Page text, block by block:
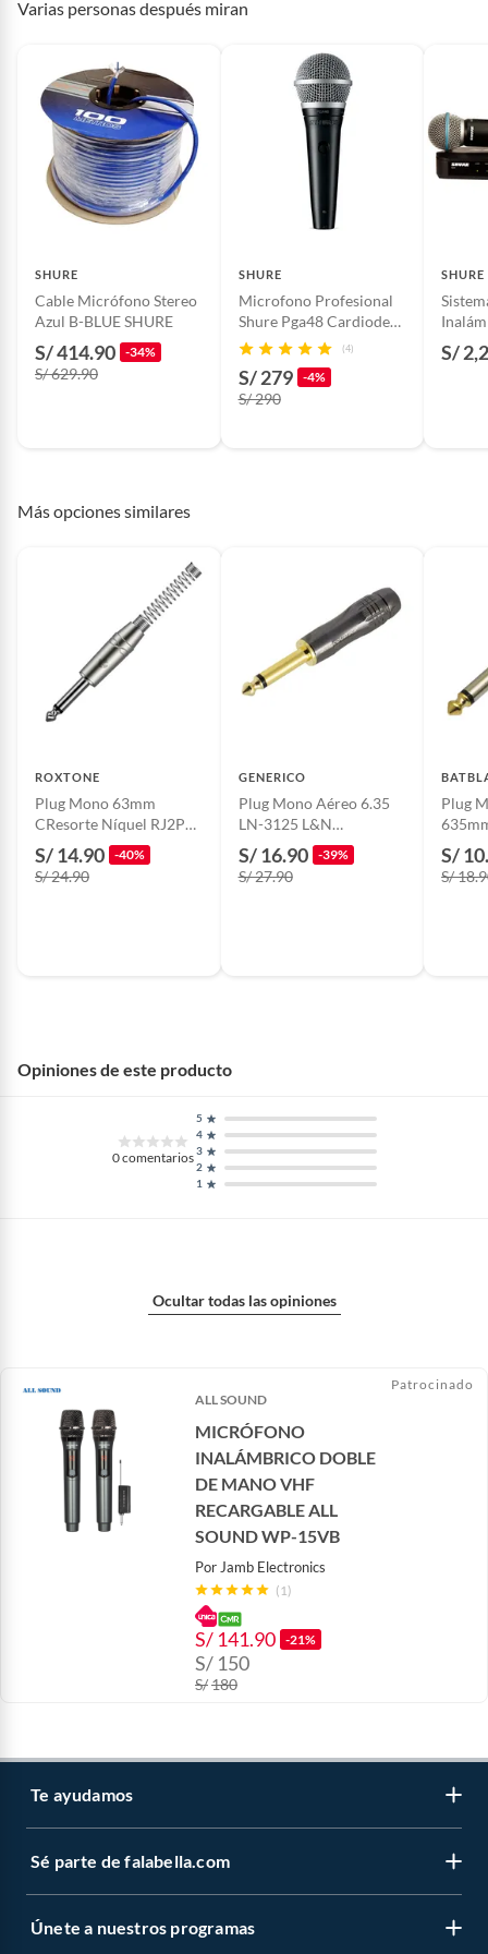
Plantas.
Baterías de auto.
Motocicletas y bicicletas motorizadas.
Licores y cigarros electrónicos.
Detalle de la garantía
La garantía cubre
exclusivamente el equipo por
fallas de fábrica
Dimensiones 2 cm x 10 cm x 10 cm
Características Cuenta con posición fija
Modelo NP2X
n
Varias personas después miran
SHURE
Cable Micrófono Stereo
Azul B-BLUE SHURE
S/ 414.90 -34%
S/ 629.90
SHURE
Microfono Profesional
Shure Pga48 Cardiode
Dinámico
(4)
S/ 279 -4%
S/ 290
SHURE
S/
Más opciones similares
ROXTONE
Plug Mono 63mm
CResorte Níquel RJ2PP-
NN ROXTONE
S/ 14.90 -40%
S/ 24.90
GENERICO
Plug Mono Aéreo 6.35
LN-3125 L&N
ACOUSTICS
S/ 16.90 -39%
S/ 27.90
Plug
S/
S/
Opiniones de este producto
0comentarios
1
2
3
4
5
Ocultar todas las opiniones
ALL SOUND
MICRÓFONO
INALÁMBRICO DOBLE
DE MANO VHF
RECARGABLE ALL
SOUND WP-15VB
Por Jamb Electronics
(1)
S/ 141.90 -21%
S/ 150
S/180
Patrocinado
Te ayudamos
Atención por WhatsApp
Sé parte de falabella.com
Trabaja con nosotros
Únete a nuestros programas